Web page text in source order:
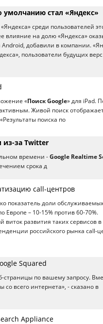
умолчанию стал «Яндекс»
среди пользователей
влияние на долю «Яндекса»
добавили в компании.
пользователи будущих
«Поиск Google» для iPad.
Живой поиск
поиска по
из-за Twitter
времени - Google Realtime
срока д
call-центров
показатель доли
Европе – 10-15% против 60-70%.
виток развития таких сервисов в
российского рынка call-
Squared
страницы по вашему запросу.
всего интернета», - сказано в
Appliance